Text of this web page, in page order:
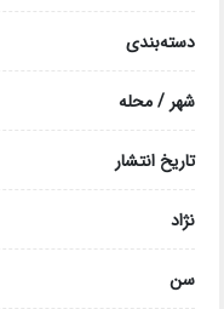
دسته‌بندی
شهر / محله
تاریخ انتشار
نژاد
سن